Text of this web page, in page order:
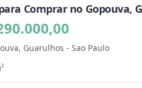
Comprar no Gopouva,
Guarulhos - Sao Paulo